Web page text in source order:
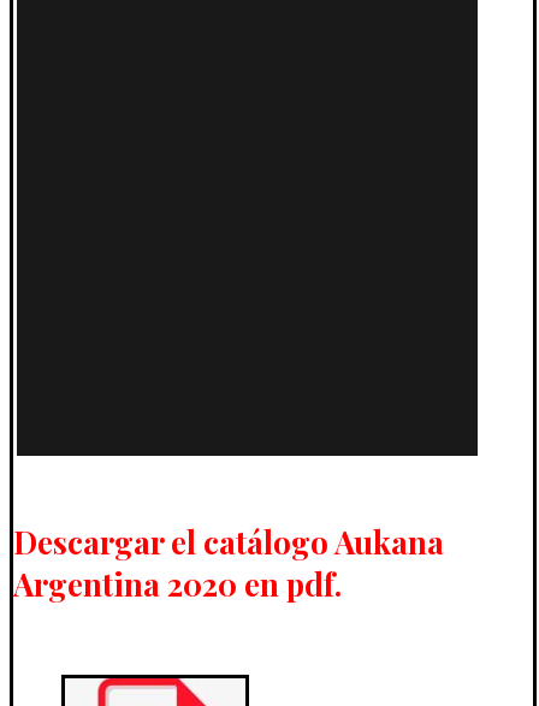
Descargar el catálogo Aukana
Argentina 2020 en pdf.